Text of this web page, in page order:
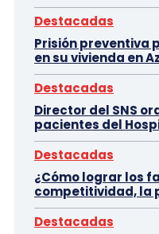
Destacadas
Prisión preventiva
en su vivienda en
Destacadas
Director del SNS
pacientes del
Destacadas
¿Cómo lograr los
competitividad, la
Destacadas